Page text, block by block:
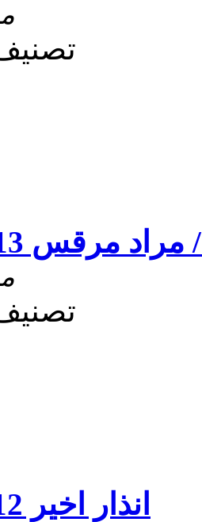
13 يوليو 2020
انذار اخير 12 يونيو 2017